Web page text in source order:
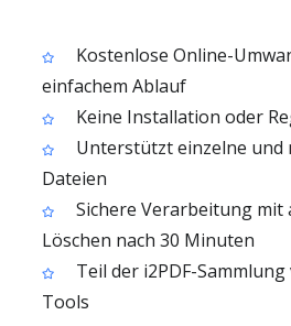
Kostenlose Online-
einfachem Ablauf
Keine Installation oder
Unterstützt einzelne und
Dateien
Sichere Verarbeitung mit
Löschen nach 30 Minuten
Teil der i2PDF-
Tools